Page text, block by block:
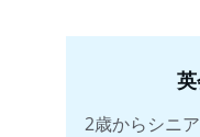
2歳からシニ